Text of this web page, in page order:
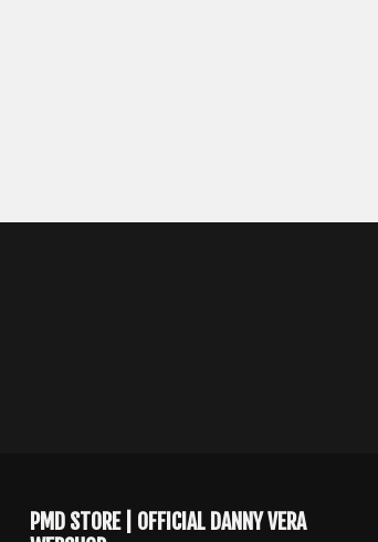
PMD STORE | OFFICIAL DANNY VERA